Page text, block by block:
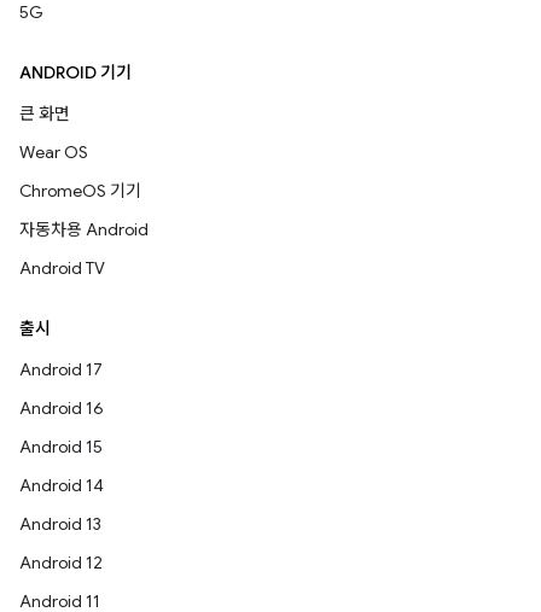
5G
ANDROID 기기
큰 화면
Wear OS
ChromeOS 기기
자동차용 Android
Android TV
출시
Android 17
Android 16
Android 15
Android 14
Android 13
Android 12
Android 11